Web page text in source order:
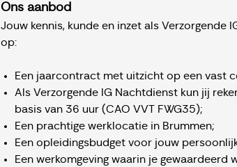
Ons aanbod
Jouw kennis, kunde en inzet als
op:
Een jaarcontract met uitzicht op een vast
Als Verzorgende IG Nachtdienst kun jij
basis van 36 uur (CAO VVT FWG35);
Een prachtige werklocatie in Brummen;
Een opleidingsbudget voor jouw
Een werkomgeving waarin je gewaardeerd